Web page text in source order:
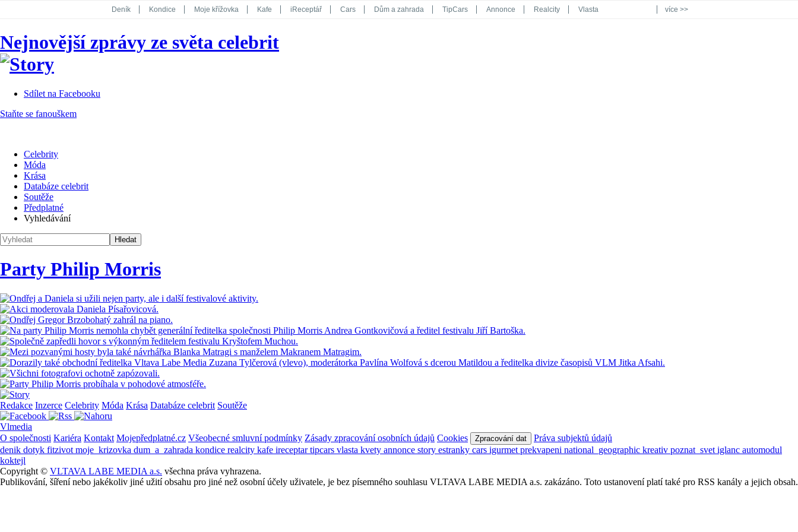
Deník Kondice Moje křížovka Kafe iReceptář Cars Dům a zahrada TipCars Annonce Realcity Vlasta
Koktejl
více >>
Nejnovější zprávy ze světa celebrit
Sdílet na Facebooku
Staňte se fanouškem
Celebrity
Móda
Krása
Databáze celebrit
Soutěže
Předplatné
Vyhledávání
Party Philip Morris
Redakce Inzerce Celebrity Móda Krása Databáze celebrit Soutěže
Vlmedia
O společnosti Kariéra Kontakt Mojepředplatné.cz Všeobecné smluvní podmínky Zásady zpracování osobních údajů Cookies Zpracování dat
Práva subjektů údajů
denik dotyk fitzivot moje_krizovka dum_a_zahrada kondice realcity kafe ireceptartipcars vlasta kvety annonce story estranky cars igurmet prekvapeni national_geographic kreativ poznat_svet iglanc automodul
koktejl
Copyright © VLTAVA LABE MEDIA a.s. všechna práva vyhrazena.
Publikování, šíření nebo jakékoliv jiné užití obsahu pro jiné než osobní účely uživatele, je bez písemného souhlasu VLTAVA LABE MEDIA a.s. zakázáno. Toto ustanovení platí také pro RSS kanály a jejich obsah.